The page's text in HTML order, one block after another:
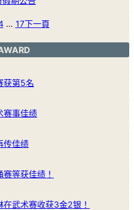
… 17下一頁
获第5名
赛事佳绩
传佳绩
等获佳绩！
武术赛收获3金2银！